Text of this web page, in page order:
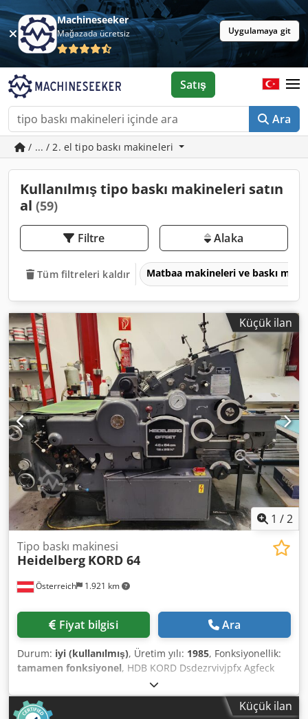
Machineseeker
Mağazada ücretsiz Uygulamaya git
Ara
Satış
/ ... / 2. el tipo baskı makineleri
Kullanılmış tipo baskı makineleri satın
al (59)
Filtre Alaka
Tüm filtreleri kaldır Matbaa makineleri ve baskı
Küçük ilan
1 /2
Österreich 1.921 km
Tipo baskı makinesi
Heidelberg KORD 64
Fiyat bilgisi Ara
Durum: iyi (kullanılmış), Üretim yılı: 1985, Fonksiyonellik:
tamamen fonksiyonel, HDB KORD Dsdezrvivjpfx Agfeck
İmalat Yılı: 1985 Standart Donanım
Küçük ilan